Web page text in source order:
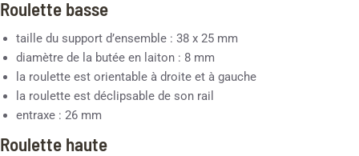
Roulette basse
taille du support d’ensemble : 38 x 25 mm
diamètre de la butée en laiton : 8 mm
la roulette est orientable à droite et à gauche
la roulette est déclipsable de son rail
entraxe : 26 mm
Roulette haute